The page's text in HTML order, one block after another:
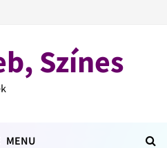
Színes
MENU